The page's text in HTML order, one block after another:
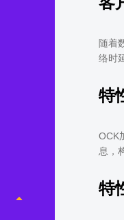
随着
络时
特
OCK
息，
特